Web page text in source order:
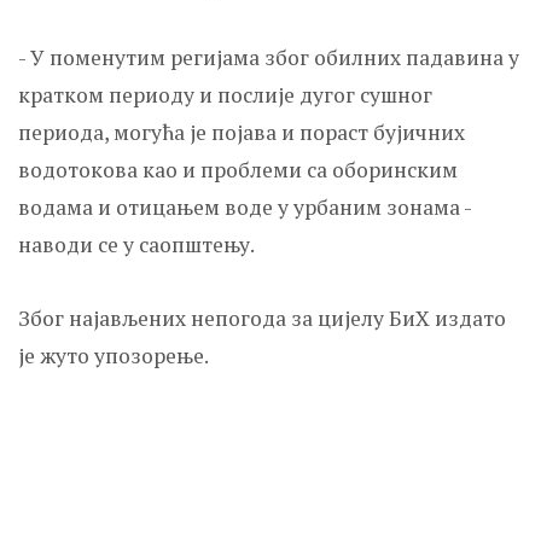
- У поменутим регијама због обилних падавина у
кратком периоду и послије дугог сушног
периода, могућа је појава и пораст бујичних
водотокова као и проблеми са оборинским
водама и отицањем воде у урбаним зонама -
наводи се у саопштењу.
Због најављених непогода за цијелу БиХ издато
је жуто упозорење.